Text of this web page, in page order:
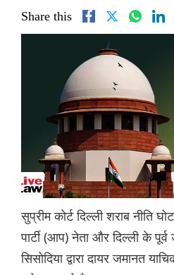
Share this
सुप्रीम कोर्ट दिल्ली शराब नीति
पार्टी (आप) नेता और दिल्ली के
सिसोदिया द्वारा दायर जमानत